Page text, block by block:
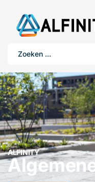
ALFINITY